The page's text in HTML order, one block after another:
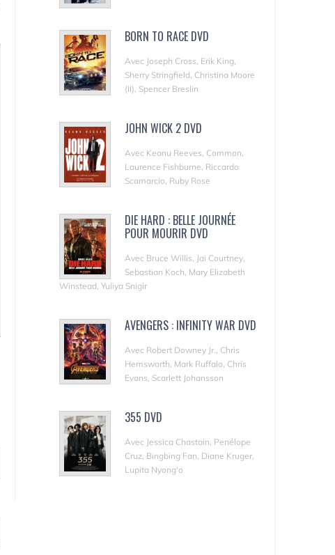
BORN TO RACE DVD
Avec Joseph Cross, Erik King,
Sherry Stringfield, Christina Moore
(II), Spencer Breslin
JOHN WICK 2 DVD
Avec Keanu Reeves, Common,
Laurence Fishburne, Riccardo
Scamarcio, Ruby Rose
DIE HARD : BELLE JOURNÉE
POUR MOURIR DVD
Avec Bruce Willis, Jai Courtney,
Sebastian Koch, Mary Elizabeth
Winstead, Yuliya Snigir
AVENGERS : INFINITY WAR DVD
Avec Robert Downey Jr., Chris
Hemsworth, Mark Ruffalo, Chris
Evans, Scarlett Johansson
355 DVD
Avec Jessica Chastain, Penélope
Cruz, Bingbing Fan, Diane Kruger,
Lupita Nyong'o